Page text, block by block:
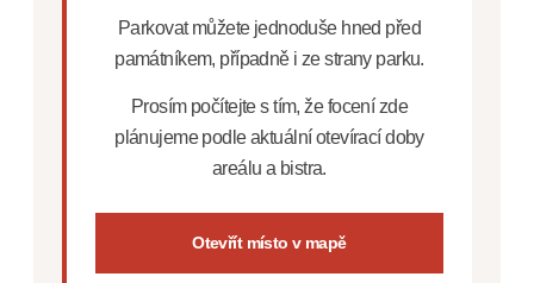
Parkovat můžete jednoduše hned před
památníkem, případně i ze strany parku.
Prosím počítejte s tím, že focení zde
plánujeme podle aktuální otevírací doby
areálu a bistra.
Otevřít místo v mapě